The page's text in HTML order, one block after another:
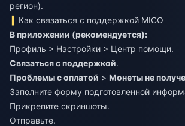
регион).
Как связаться с поддержкой MICO
В приложении (рекомендуется):
Профиль > Настройки > Центр помощи.
Связаться с поддержкой.
Проблемы с оплатой > Монеты не
Заполните форму подготовленной
Прикрепите скриншоты.
Отправьте.